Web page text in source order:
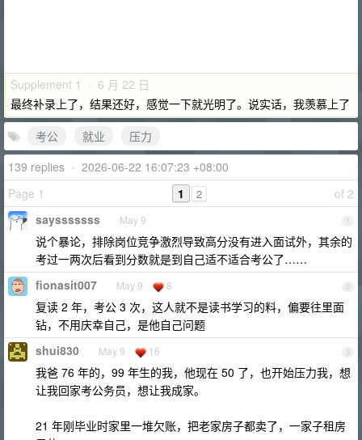
Supplement 1 · 6 月 22 日
最终补录上了，结果还好，感觉一下就光明了。说实话，我羡慕上了
考公
就业
压力
139 replies • 2026-06-22 16:07:23 +08:00
Page 1
of 2
1 2
1
saysssssss May 9
说个暴论，排除岗位竞争激烈导致高分没有进入面试外，其余的
考过一两次后看到分数就是到自己适不适合考公了……
2
fionasit007 May 9 8
复读 2 年，考公 3 次，这人就不是读书学习的料，偏要往里面
钻，不用庆幸自己，是他自己问题
3
shui830 May 9 16
我爸 76 年的，99 年生的我，他现在 50 了，也开始压力我，想
让我回家考公务员，想让我成家。
21 年刚毕业时家里一堆欠账，把老家房子都卖了，一家子租房